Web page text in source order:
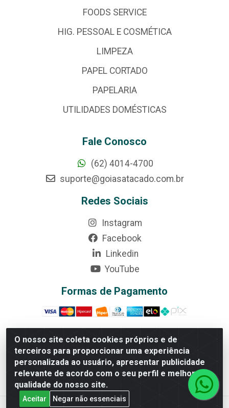
O nosso site coleta cookies próprios e de
terceiros para proporcionar uma experiência
personalizada ao usuário, apresentar publicidade
relevante de acordo com o seu perfil e melhorar a
qualidade do nosso site.
Aceitar Negar não essenciais
FOODS SERVICE
HIG. PESSOAL E COSMÉTICA
LIMPEZA
PAPEL CORTADO
PAPELARIA
UTILIDADES DOMÉSTICAS
Fale Conosco
(62) 4014-4700
suporte@goiasatacado.com.br
Redes Sociais
Instagram
Facebook
Linkedin
YouTube
Formas de Pagamento
Rede Brasil - Avenida Universitária, nº 3860, Jardim das
Américas II Etapa - Anápolis/GO - CEP 75070-415 -
CNPJ 07.728.073/0002-24